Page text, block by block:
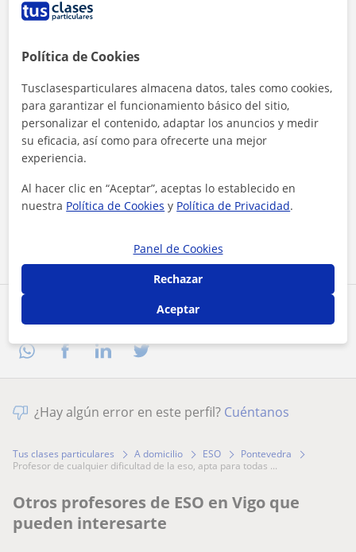
Comparte a este profesor
Al hacer clic, aceptas nuestroaviso legaly deprivacidad
¿Hay algún error en este perfil? Cuéntanos
Tus clases particulares A domicilio ESO
Pontevedra
profesor de cualquier dificultad de la eso, apta para todas ...
Otros profesores de ESO en Vigo que
pueden interesarte
Política de Cookies
Tusclasesparticulares almacena datos, tales como cookies,
para garantizar el funcionamiento básico del sitio,
personalizar el contenido, adaptar los anuncios y medir
su eficacia, así como para ofrecerte una mejor
experiencia.
Al hacer clic en “Aceptar”, aceptas lo establecido en
nuestra Política de Cookies y Política de Privacidad.
Panel de Cookies
Rechazar
Aceptar